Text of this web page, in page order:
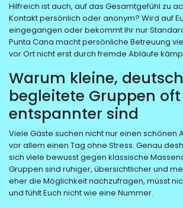
Hilfreich ist auch, auf das Gesamtgefühl zu
Kontakt persönlich oder anonym? Wird auf
eingegangen oder bekommt Ihr nur
Punta Cana macht persönliche Betreuung
vor Ort nicht erst durch fremde Abläufe
Warum kleine, deutsch
begleitete Gruppen oft
entspannter sind
Viele Gäste suchen nicht nur einen schönen
vor allem einen Tag ohne Stress. Genau
sich viele bewusst gegen klassische
Gruppen sind ruhiger, übersichtlicher und
eher die Möglichkeit nachzufragen, müsst
und fühlt Euch nicht wie eine Nummer.